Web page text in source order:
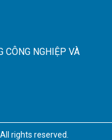
CÔNG NGHIỆP VÀ
All rights reserved.